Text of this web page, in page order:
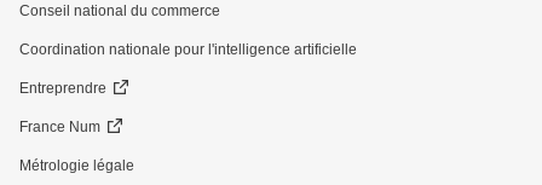
Conseil national du commerce
Coordination nationale pour l'intelligence artificielle
Entreprendre
France Num
Métrologie légale